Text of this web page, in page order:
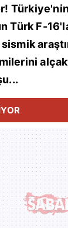
Türkiye'nin
Türk F-